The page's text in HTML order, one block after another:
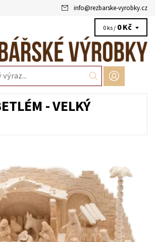
info@rezbarske-vyrobky.cz
0 ks / 0 Kč
- VELKÝ